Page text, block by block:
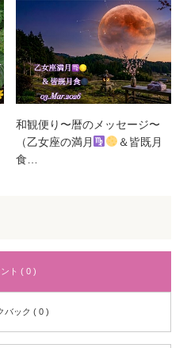
和観便り〜暦のメッセージ〜
（乙女座の満月
＆皆既月
食…
ント ( 0 )
バック ( 0 )